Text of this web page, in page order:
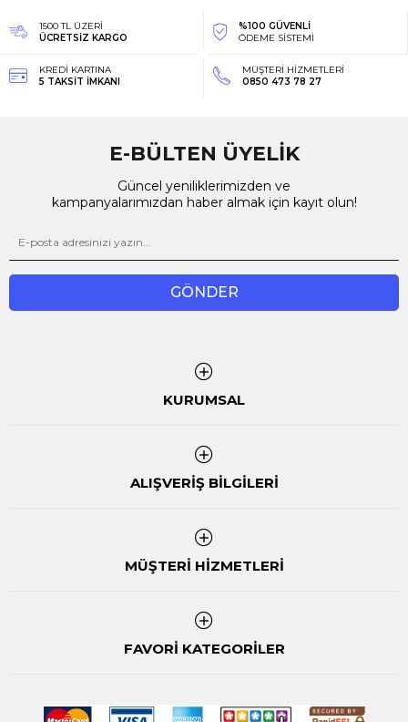
1500 TL ÜZERİ
ÜCRETSİZ KARGO
%100 GÜVENLİ
ÖDEME SİSTEMİ
KREDİ KARTINA
5 TAKSİT İMKANI
MÜŞTERİ HİZMETLERİ
0850 473 78 27
E-BÜLTEN ÜYELİK
Güncel yeniliklerimizden ve
kampanyalarımızdan haber almak için kayıt olun!
GÖNDER
KURUMSAL
ALIŞVERİŞ BİLGİLERİ
MÜŞTERİ HİZMETLERİ
FAVORİ KATEGORİLER